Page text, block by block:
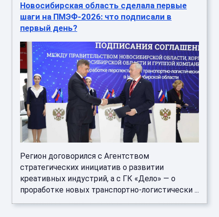
Новосибирская область сделала первые
шаги на ПМЭФ-2026: что подписали в
первый день?
Регион договорился с Агентством
стратегических инициатив о развитии
креативных индустрий, а с ГК «Дело» — о
проработке новых транспортно-логистически ...